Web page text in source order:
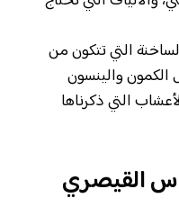
التي تتكون من
الكمون والينسون
التي ذكرناها
القيصري